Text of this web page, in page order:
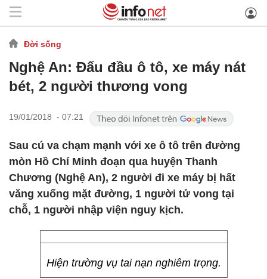
Đời sống
Nghệ An: Đấu đầu ô tô, xe máy nát
bét, 2 người thương vong
19/01/2018 - 07:21
Sau cú va chạm mạnh với xe ô tô trên đường
mòn Hồ Chí Minh đoạn qua huyện Thanh
Chương (Nghệ An), 2 người đi xe máy bị hất
văng xuống mặt đường, 1 người tử vong tại
chỗ, 1 người nhập viện nguy kịch.
Hiện trường vụ tai nạn nghiêm trọng.